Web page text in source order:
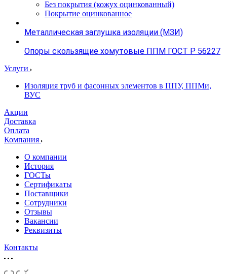
Без покрытия (кожух оцинкованный)
Покрытие оцинкованное
Металлическая заглушка изоляции (МЗИ)
Опоры скользящие хомутовые ППМ ГОСТ Р 56227
Услуги
Изоляция труб и фасонных элементов в ППУ, ППМи,
ВУС
Акции
Доставка
Оплата
Компания
О компании
История
ГОСТы
Сертификаты
Поставщики
Сотрудники
Отзывы
Вакансии
Реквизиты
Контакты